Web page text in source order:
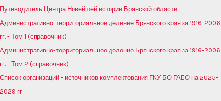
Путеводитель Центра Новейшей истории Брянской области
Административно-территориальное деление Брянского края за 1916-2006
гг. - Том 1 (справочник)
Административно-территориальное деление Брянского края за 1916-2006
гг. - Том 2 (справочник)
Список организаций - источников комплектования ГКУ БО ГАБО на 2025-
2029 гг.